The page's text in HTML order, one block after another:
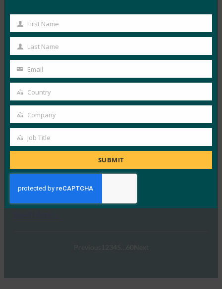
FIDO Presentations
5월 31, 2024
FIDO Alliance는 오사카에서 Passkeys에 대해 포괄적으
로 살펴보는 일일 세미나를 개최했습니다. 이 세미나에서
는 비밀번호 없는 기술의…
Read More →
FIDO 타이베이 워크숍: FDO를 통한 엣지 보안
FIDO Presentations
5월 21, 2024
2024년 4월 24일, 타이베이의 중화민국 정보과학원 난강
캠퍼스에서 FIDO Alliance는 사상 첫 대면 FDO 워크샵
을…
Previous 1 2 345 60Next
First
Name
First Name
Last
Name
Last Name
Your
email
Email
Country
Country
Company
Company
Job
Job Title
SUBMIT